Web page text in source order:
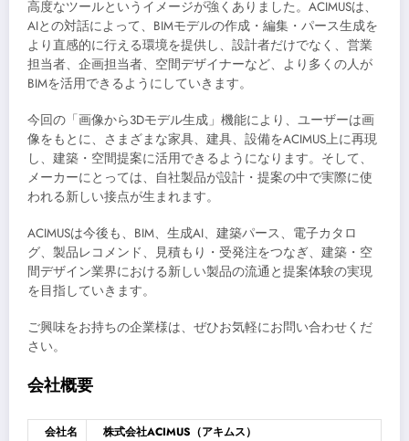
高度なツールというイメージが強くありました。ACIMUSは、
AIとの対話によって、BIMモデルの作成・編集・パース生成を
より直感的に行える環境を提供し、設計者だけでなく、営業
担当者、企画担当者、空間デザイナーなど、より多くの人が
BIMを活用できるようにしていきます。
今回の「画像から3Dモデル生成」機能により、ユーザーは画
像をもとに、さまざまな家具、建具、設備をACIMUS上に再現
し、建築・空間提案に活用できるようになります。そして、
メーカーにとっては、自社製品が設計・提案の中で実際に使
われる新しい接点が生まれます。
ACIMUSは今後も、BIM、生成AI、建築パース、電子カタロ
グ、製品レコメンド、見積もり・受発注をつなぎ、建築・空
間デザイン業界における新しい製品の流通と提案体験の実現
を目指していきます。
ご興味をお持ちの企業様は、ぜひお気軽にお問い合わせくだ
さい。
会社概要
会社名
株式会社ACIMUS（アキムス）